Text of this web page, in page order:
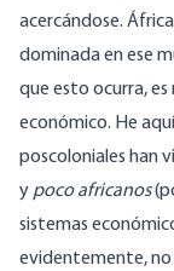
acercándose.
dominada en ese
que esto ocurra,
económico. He
poscoloniales han
y poco africanos
sistemas
evidentemente, no